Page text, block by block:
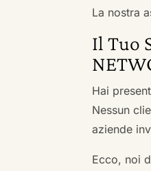
La nostra
Il Tuo
Hai
Nessun
aziende
Ecco, noi